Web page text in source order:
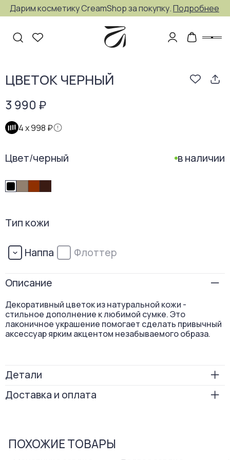
Дарим косметику CreamShop за покупку.Подробнее
ЦВЕТОК ЧЕРНЫЙ
3 990 ₽
4 х998 ₽
Цвет/черный в наличии
Тип кожи
Наппа Флоттер
Описание
Декоративный цветок из натуральной кожи -
стильное дополнение к любимой сумке. Это
лаконичное украшение помогает сделать привычный
аксессуар ярким акцентом незабываемого образа.
Детали
Длина
15
Доставка и оплата
Отправляем заказы через СДЭК: стоимость доставки
ПОХОЖИЕ ТОВАРЫ
-40%